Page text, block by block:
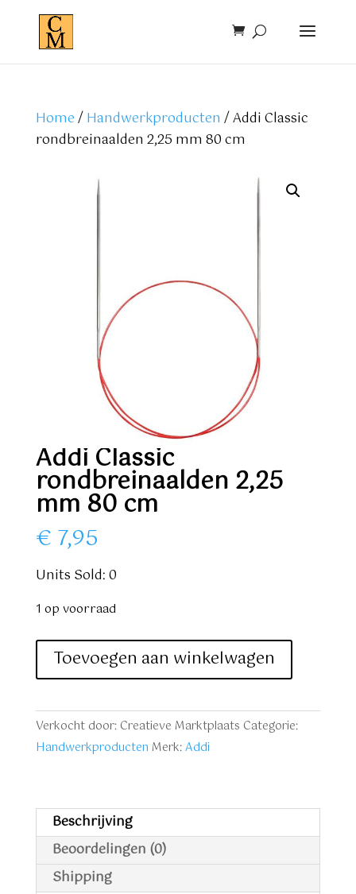
Home/Handwerkproducten / Addi Classic
rondbreinaalden 2,25 mm 80 cm
Addi Classic
rondbreinaalden 2,25
mm 80 cm
€ 7,95
Units Sold: 0
1 op voorraad
Addi
2,25
mm
80
Toevoegen aan winkelwagen
Verkocht door: Creatieve Marktplaats Categorie:
Handwerkproducten Merk:Addi
Beschrijving
Beoordelingen (0)
Shipping